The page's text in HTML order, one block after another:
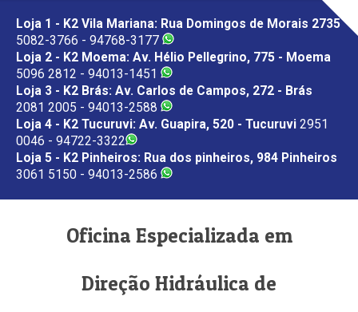
Loja 1 - K2 Vila Mariana: Rua Domingos de Morais 2735
5082-3766 - 94768-3177
Loja 2 - K2 Moema: Av. Hélio Pellegrino, 775 - Moema
5096 2812 - 94013-1451
Loja 3 - K2 Brás: Av. Carlos de Campos, 272 - Brás
2081 2005 - 94013-2588
Loja 4 - K2 Tucuruvi: Av. Guapira, 520 - Tucuruvi 2951
0046 - 94722-3322
Loja 5 - K2 Pinheiros: Rua dos pinheiros, 984 Pinheiros
3061 5150 - 94013-2586
Oficina Especializada em
Direção Hidráulica de